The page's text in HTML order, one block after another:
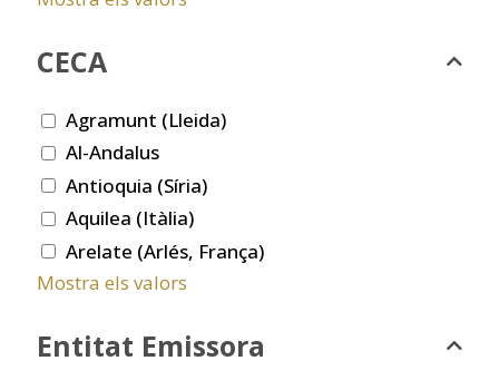
CECA
Agramunt (Lleida)
Al-Andalus
Antioquia (Síria)
Aquilea (Itàlia)
Arelate (Arlés, França)
Mostra els valors
Entitat Emissora